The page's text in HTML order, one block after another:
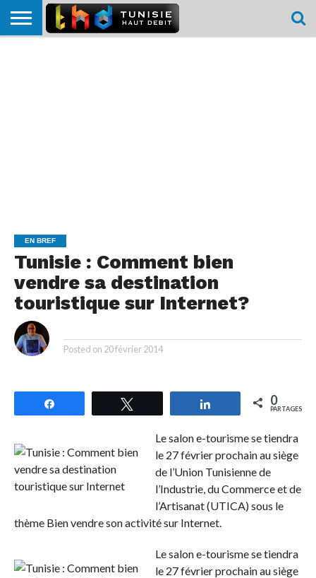
EN BREF
Tunisie : Comment bien
vendre sa destination
touristique sur Internet?
Posted on 20 février 2014
Partagez 0
PARTAGES
Le salon e-tourisme se tiendra
le 27 février prochain au siège
de l’Union Tunisienne de
l’Industrie, du Commerce et de
l’Artisanat (UTICA) sous le
thème Bien vendre son activité sur Internet.
Le salon e-tourisme se tiendra
le 27 février prochain au siège